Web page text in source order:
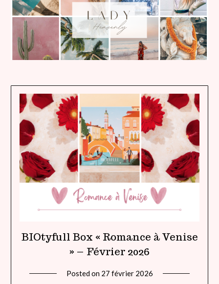
BIOtyfull Box « Romance à Venise
» – Février 2026
Posted on 27 février 2026